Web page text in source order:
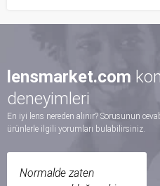
lensmarket.com
deneyimleri
En iyi lens nereden alınır? Sorusunun
ürünlerle ilgili yorumları bulabilirsiniz.
Normalde zaten